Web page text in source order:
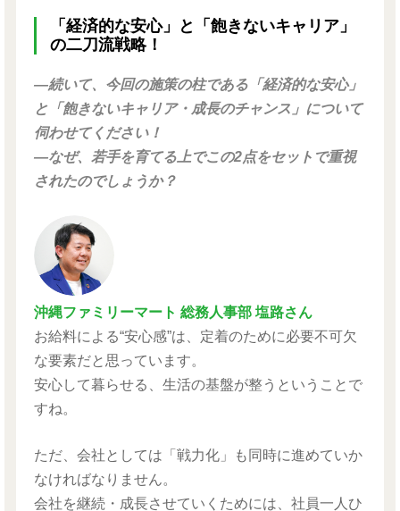
「経済的な安心」と「飽きないキャリア」
の二刀流戦略！
―続いて、今回の施策の柱である「経済的な安心」
と「飽きないキャリア・成長のチャンス」について
伺わせてください！
―なぜ、若手を育てる上でこの2点をセットで重視
されたのでしょうか？
沖縄ファミリーマート 総務人事部 塩路さん
お給料による“安心感”は、定着のために必要不可欠
な要素だと思っています。
安心して暮らせる、生活の基盤が整うということで
すね。
ただ、会社としては「戦力化」も同時に進めていか
なければなりません。
会社を継続・成長させていくためには、社員一人ひ